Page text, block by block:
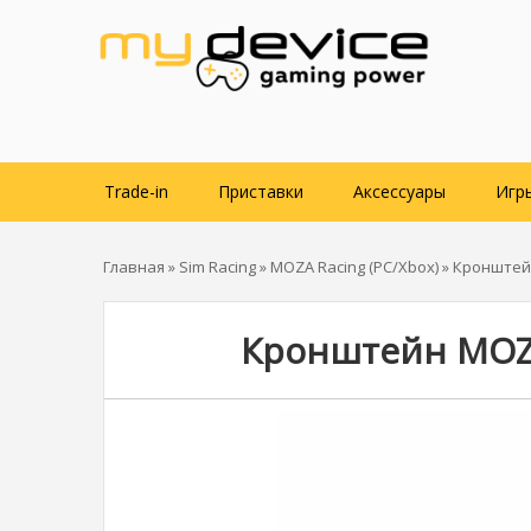
Trade-in Приставки Аксессуары
Главная » Sim Racing» MOZA Racing (PC/Xbox)»
Кронштейн